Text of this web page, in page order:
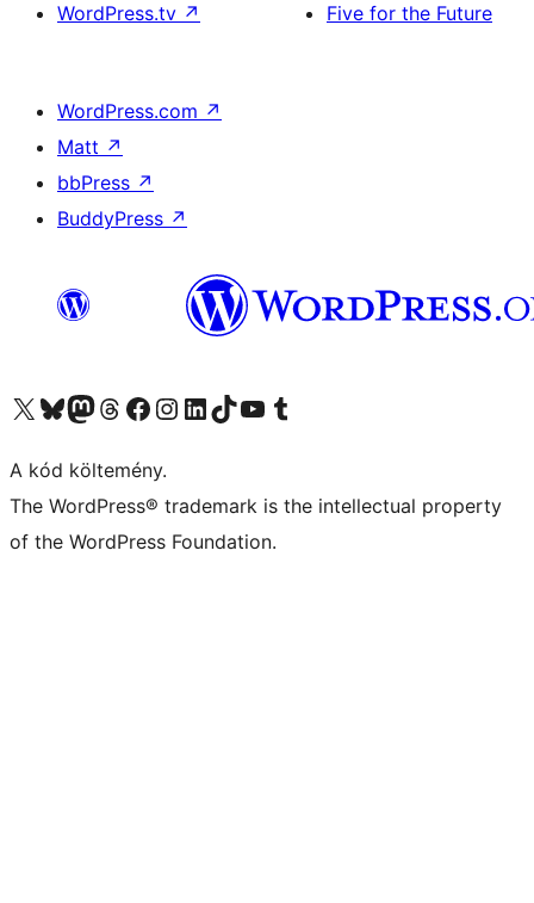
WordPress.tv ↗
Five for the Future
WordPress.com ↗
Matt ↗
bbPress ↗
BuddyPress ↗
Visit our X (formerly Twitter) account
Visit our Bluesky account
Twitter csatornánk
Visit our Threads account
Facebook oldalunk megtekintése
Visit our Instagram account
Visit our LinkedIn account
Visit our TikTok account
Visit our YouTube channel
Visit our Tumblr account
A kód költemény.
The WordPress® trademark is the intellectual property
of the WordPress Foundation.